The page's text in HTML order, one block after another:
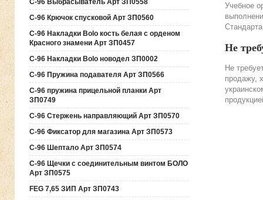
C-96 Выбрасыватель Арт ЗП0558
C-96 Крючок спусковой Арт ЗП0560
C-96 Накладки Bolo кость белая с орденом
Красного знамени Арт ЗП0457
C-96 Накладки Bolo новодел ЗП0002
C-96 Пружина подавателя Арт ЗП0566
C-96 пружина прицельной планки Арт
ЗП0749
C-96 Стержень направляющий Арт ЗП0570
C-96 Фиксатор для магазина Арт ЗП0573
C-96 Шептало Арт ЗП0574
C-96 Щечки с соединительным винтом БОЛО
Арт ЗП0575
FEG 7,65 ЗИП Арт ЗП0743
Учебное
Не
Не
продажу,